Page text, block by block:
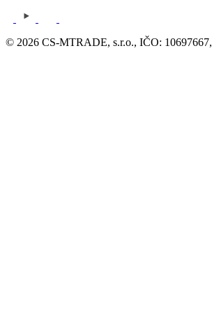
© 2026 CS-MTRADE, s.r.o., IČO: 10697667,